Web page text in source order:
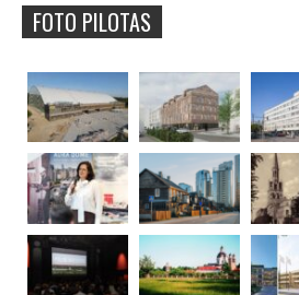
FOTO PILOTAS